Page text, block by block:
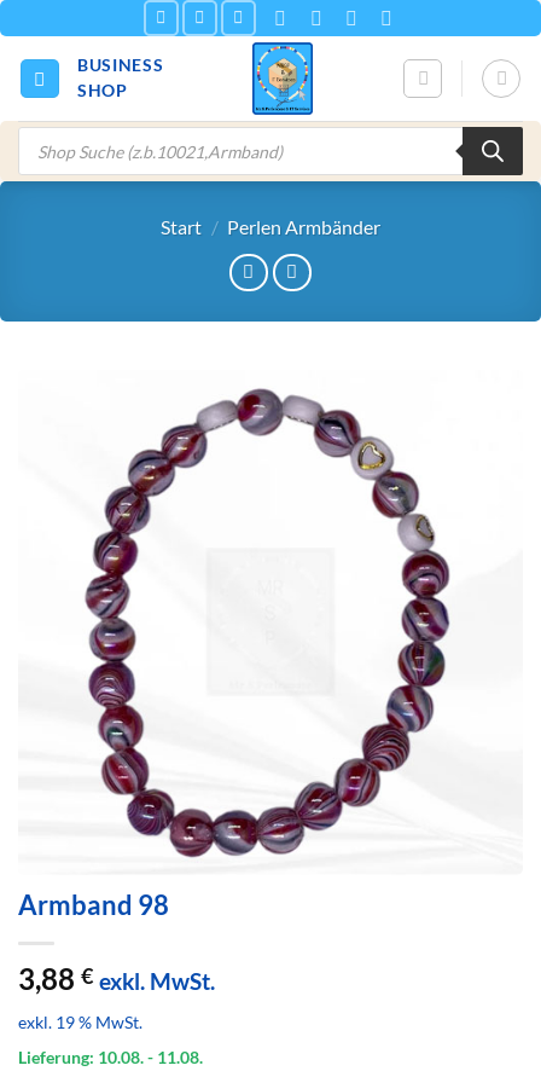
Inhalt
springen
BUSINESS
SHOP
Products
search
Start / Perlen Armbänder
Armband 98
3,88 € exkl. MwSt.
exkl. 19 % MwSt.
Lieferung: 10.08.- 11.08.